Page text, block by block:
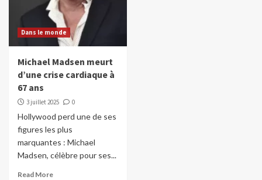
Dans le monde
Michael Madsen meurt
d’une crise cardiaque à
67 ans
3 juillet 2025 0
Hollywood perd une de ses
figures les plus
marquantes : Michael
Madsen, célèbre pour ses...
Read More